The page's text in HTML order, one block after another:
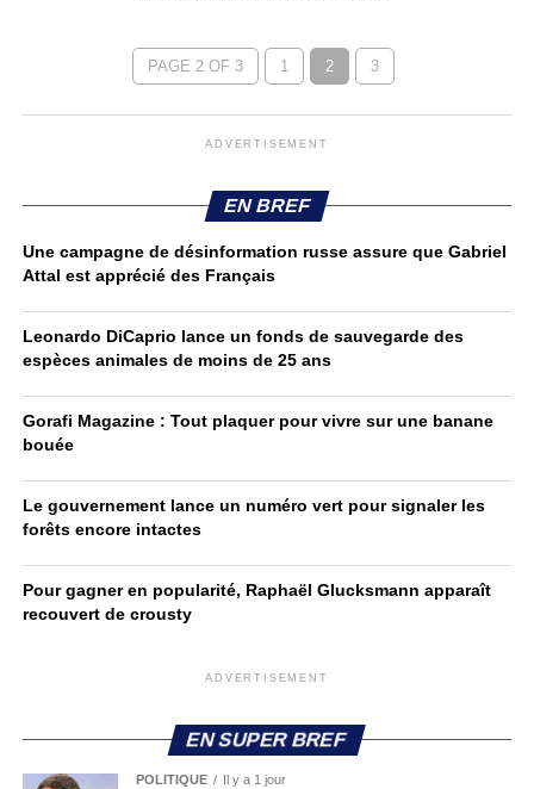
PAGE 2 OF 3 1 2 3
ADVERTISEMENT
EN BREF
Une campagne de désinformation russe assure que Gabriel
Attal est apprécié des Français
Leonardo DiCaprio lance un fonds de sauvegarde des
espèces animales de moins de 25 ans
Gorafi Magazine : Tout plaquer pour vivre sur une banane
bouée
Le gouvernement lance un numéro vert pour signaler les
forêts encore intactes
Pour gagner en popularité, Raphaël Glucksmann apparaît
recouvert de crousty
ADVERTISEMENT
EN SUPER BREF
POLITIQUE Il y a 1 jour